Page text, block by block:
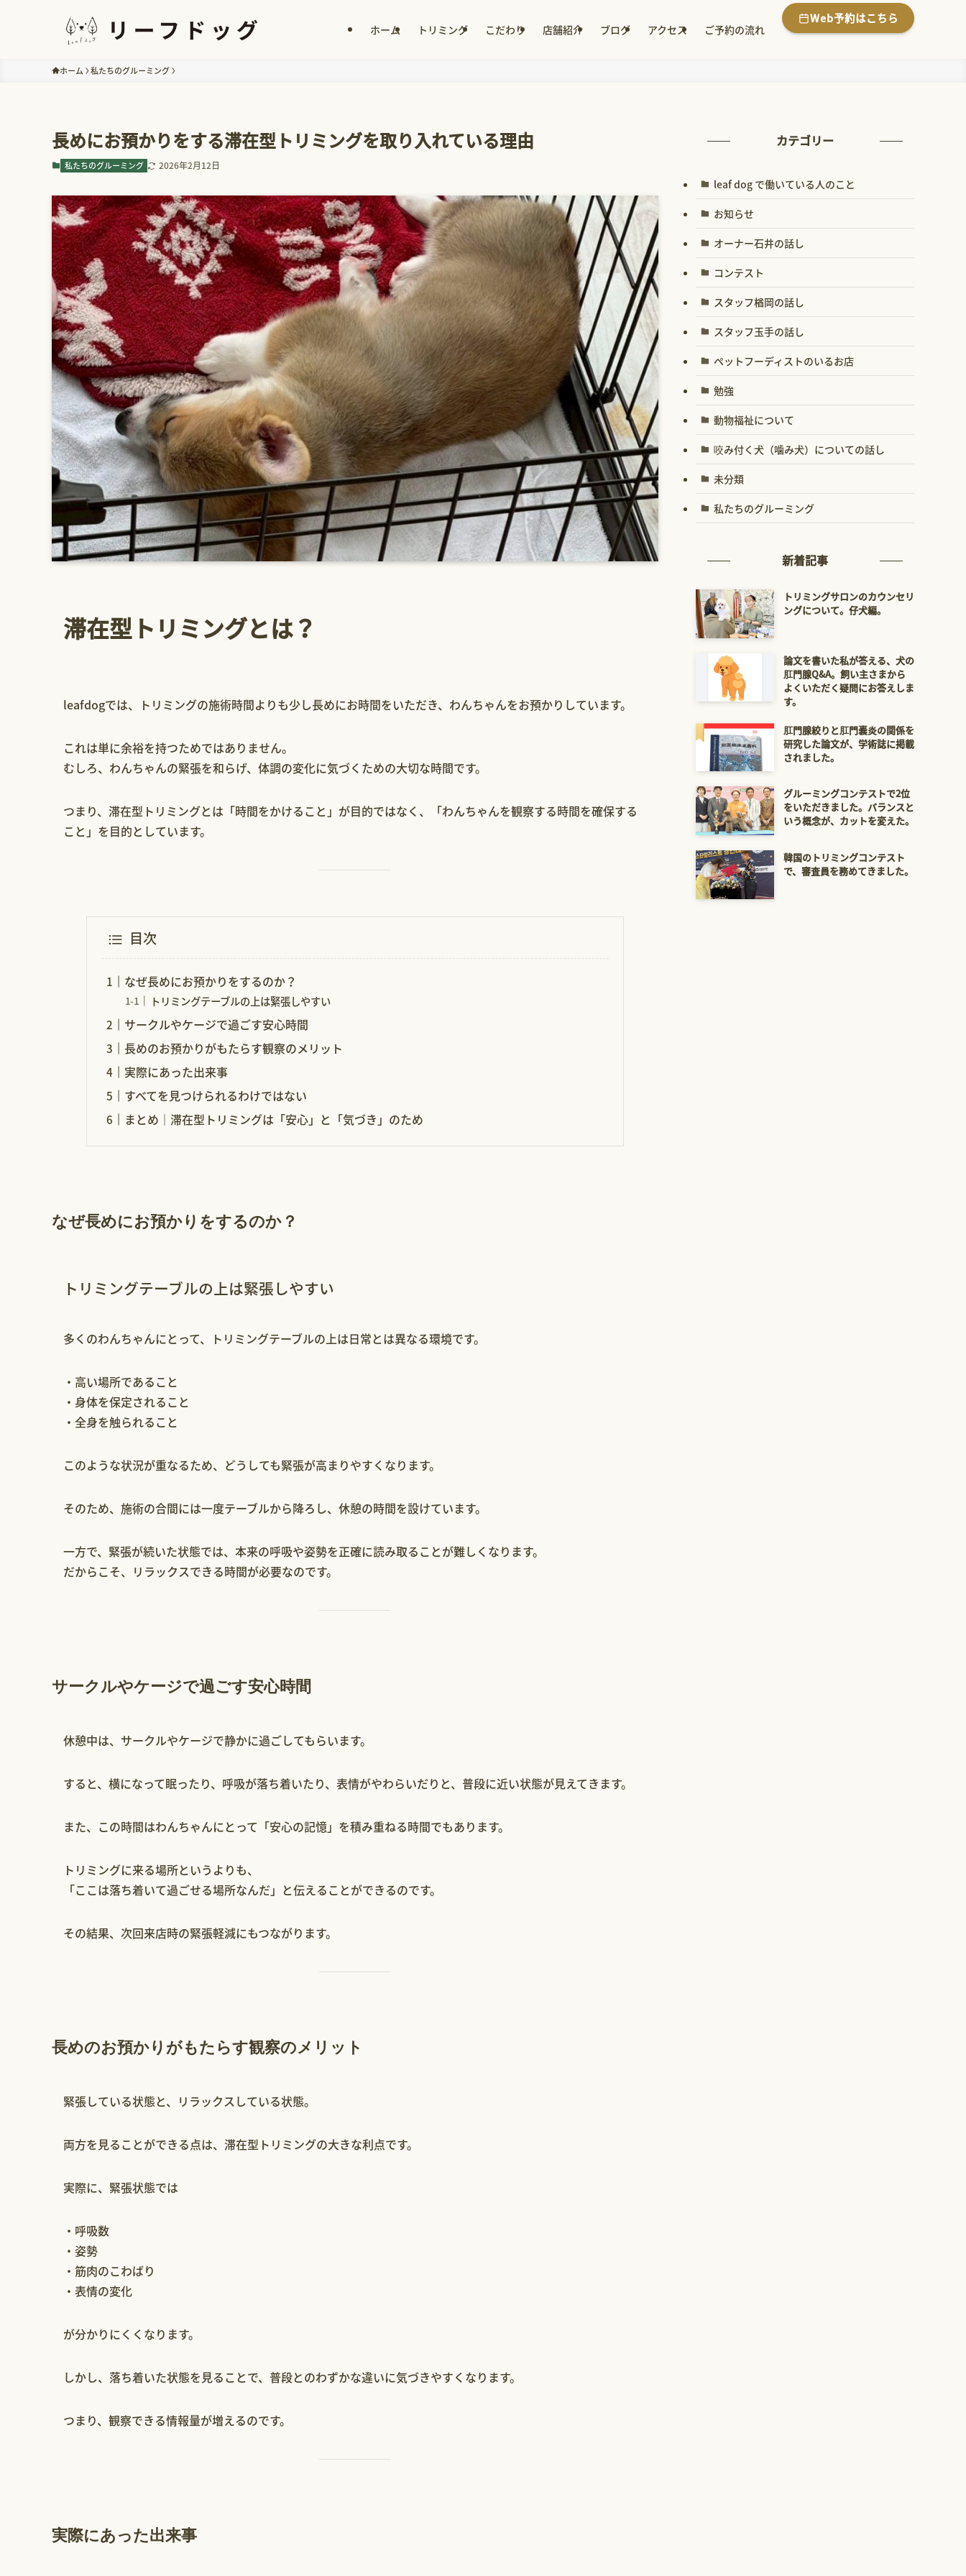
ホーム トリミング こだわり 店舗紹介 ブログ アクセス ご予約の流れ
Web予約はこちら
ホーム 私たちのグルーミング
長めにお預かりをする滞在型トリミングを取り入れている理由
私たちのグルーミング 2026年2月12日
滞在型トリミングとは？
leafdogでは、トリミングの施術時間よりも少し長めにお時間をいただき、わんちゃんをお預かりしています。
これは単に余裕を持つためではありません。
むしろ、わんちゃんの緊張を和らげ、体調の変化に気づくための大切な時間です。
つまり、滞在型トリミングとは「時間をかけること」が目的ではなく、「わんちゃんを観察する時間を確保する
こと」を目的としています。
目次
なぜ長めにお預かりをするのか？
トリミングテーブルの上は緊張しやすい
サークルやケージで過ごす安心時間
長めのお預かりがもたらす観察のメリット
実際にあった出来事
すべてを見つけられるわけではない
まとめ｜滞在型トリミングは「安心」と「気づき」のため
なぜ長めにお預かりをするのか？
トリミングテーブルの上は緊張しやすい
多くのわんちゃんにとって、トリミングテーブルの上は日常とは異なる環境です。
・高い場所であること
・身体を保定されること
・全身を触られること
このような状況が重なるため、どうしても緊張が高まりやすくなります。
そのため、施術の合間には一度テーブルから降ろし、休憩の時間を設けています。
一方で、緊張が続いた状態では、本来の呼吸や姿勢を正確に読み取ることが難しくなります。
だからこそ、リラックスできる時間が必要なのです。
サークルやケージで過ごす安心時間
休憩中は、サークルやケージで静かに過ごしてもらいます。
すると、横になって眠ったり、呼吸が落ち着いたり、表情がやわらいだりと、普段に近い状態が見えてきます。
また、この時間はわんちゃんにとって「安心の記憶」を積み重ねる時間でもあります。
トリミングに来る場所というよりも、
「ここは落ち着いて過ごせる場所なんだ」と伝えることができるのです。
その結果、次回来店時の緊張軽減にもつながります。
長めのお預かりがもたらす観察のメリット
緊張している状態と、リラックスしている状態。
両方を見ることができる点は、滞在型トリミングの大きな利点です。
実際に、緊張状態では
・呼吸数
・姿勢
・筋肉のこわばり
・表情の変化
が分かりにくくなります。
しかし、落ち着いた状態を見ることで、普段とのわずかな違いに気づきやすくなります。
つまり、観察できる情報量が増えるのです。
実際にあった出来事
カテゴリー
leaf dog で働いている人のこと
お知らせ
オーナー石井の話し
コンテスト
スタッフ楢岡の話し
スタッフ玉手の話し
ペットフーディストのいるお店
勉強
動物福祉について
咬み付く犬（噛み犬）についての話し
未分類
私たちのグルーミング
新着記事
トリミングサロンのカウンセリ
ングについて。仔犬編。
論文を書いた私が答える、犬の
肛門腺Q&A。飼い主さまから
よくいただく疑問にお答えしま
す。
肛門腺絞りと肛門嚢炎の関係を
研究した論文が、学術誌に掲載
されました。
グルーミングコンテストで2位
をいただきました。バランスと
いう概念が、カットを変えた。
韓国のトリミングコンテスト
で、審査員を務めてきました。